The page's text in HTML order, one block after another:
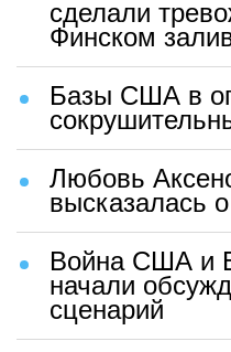
сделали
Финском
Базы США в
Любовь
высказалась
Война США и
начали
сценарий